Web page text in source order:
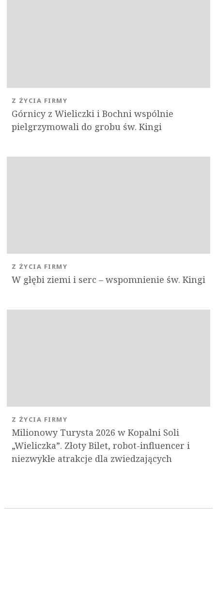
Górnicy z Wieliczki i Bochni wspólnie
pielgrzymowali do grobu św. Kingi
Z ŻYCIA FIRMY
W głębi ziemi i serc – wspomnienie św. Kingi
Z ŻYCIA FIRMY
Milionowy Turysta 2026 w Kopalni Soli
„Wieliczka”. Złoty Bilet, robot-influencer i
niezwykłe atrakcje dla zwiedzających
Z ŻYCIA FIRMY